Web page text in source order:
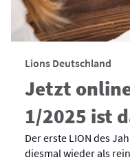
Lions Deutschland
Jetzt
1/2025 ist
Der erste LION des
diesmal wieder als